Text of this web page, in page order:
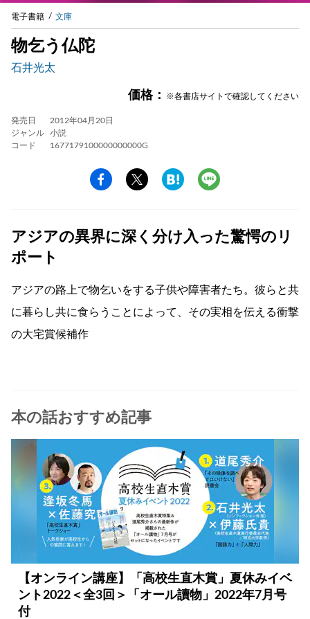
電子書籍 文庫
物乞う仏陀
石井光太
価格： ※各書店サイトで確認してください
発売日
2012年04月20日
ジャンル
小説
コード
1677179100000000000G
アジアの異界に深く分け入った驚愕のリ
ポート
アジアの路上で物乞いをする子供や障害者たち。彼らと共
に暮らし共に食らうことによって、その実相を伝える衝撃
の大宅賞候補作
本の話おすすめ記事
【オンライン講座】「高校生直木賞」夏休みイベ
ント2022＜全3回＞「オール讀物」2022年7月号
付